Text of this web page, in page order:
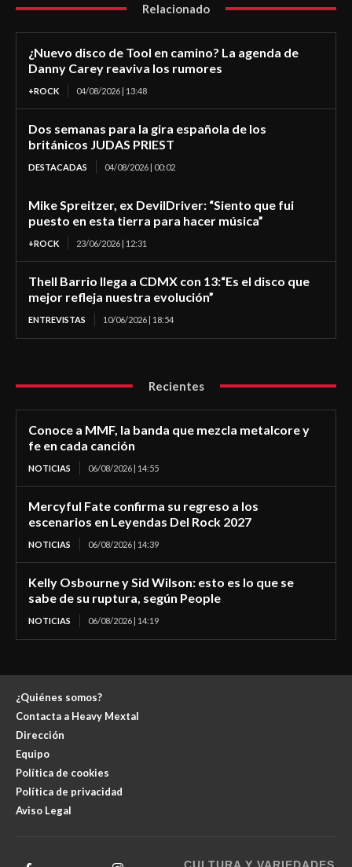
Relacionado
¿Nuevo disco de Tool en camino? La agenda de
Danny Carey reaviva los rumores
+ROCK 04/08/2026 | 13:48
Dos semanas para la gira española de los
británicos JUDAS PRIEST
DESTACADAS 04/08/2026 | 00:02
Mike Spreitzer, ex DevilDriver: “Siento que fui
puesto en esta tierra para hacer música”
+ROCK 23/06/2026 | 12:31
Thell Barrio llega a CDMX con 13:“Es el disco que
mejor refleja nuestra evolución”
ENTREVISTAS 10/06/2026 | 18:54
Recientes
Conoce a MMF, la banda que mezcla metalcore y
fe en cada canción
NOTICIAS 06/08/2026 | 14:55
Mercyful Fate confirma su regreso a los
escenarios en Leyendas Del Rock 2027
NOTICIAS 06/08/2026 | 14:39
Kelly Osbourne y Sid Wilson: esto es lo que se
sabe de su ruptura, según People
NOTICIAS 06/08/2026 | 14:19
¿Quiénes somos?
Contacta a Heavy Mextal
Dirección
Equipo
Política de cookies
Política de privacidad
Aviso Legal